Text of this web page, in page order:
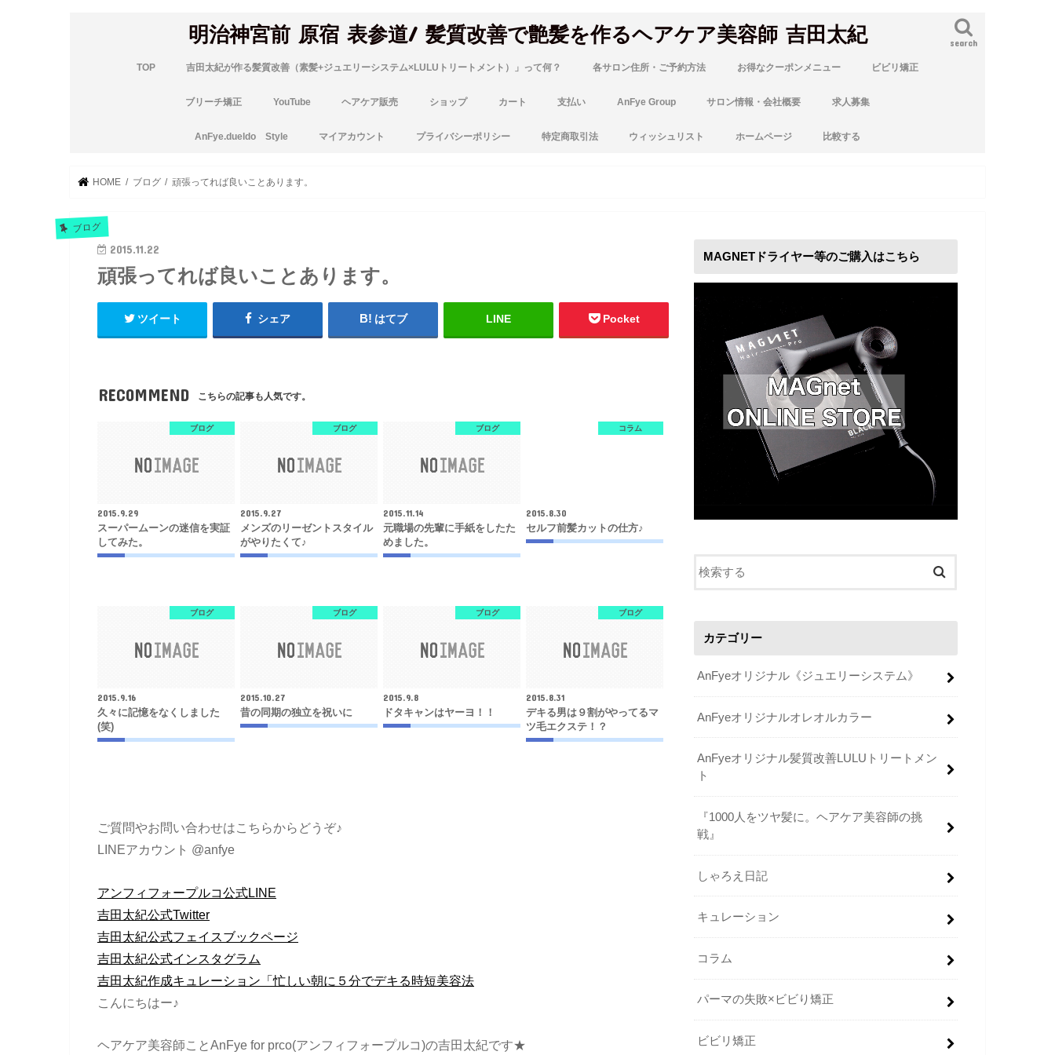
明治神宮前 原宿 表参道/ 髪質改善で艶髪を作るヘアケア美容師 吉田太紀 search
TOP 吉田太紀が作る髪質改善（素髪+ジュエリーシステム×LULUトリートメント）」って何？ 各サロン住所・ご予約方法 お得なクーポンメニュー ビビリ矯正
ブリーチ矯正 YouTube ヘアケア販売 ショップ カート 支払い AnFye Group サロン情報・会社概要 求人募集
AnFye.dueldo Style マイアカウント プライバシーポリシー 特定商取引法 ウィッシュリスト ホームページ 比較する
HOME ブログ 頑張ってれば良いことあります。
ブログ
2015.11.22
頑張ってれば良いことあります。
ツイート シェア はてブ LINE Pocket
RECOMMEND こちらの記事も人気です。
ブログ
2015.9.29
スーパームーンの迷信を実証
してみた。
ブログ
2015.9.27
メンズのリーゼントスタイル
がやりたくて♪
ブログ
2015.11.14
元職場の先輩に手紙をしたた
めました。
コラム
2015.8.30
セルフ前髪カットの仕方♪
ブログ
2015.9.16
久々に記憶をなくしました
(笑)
ブログ
2015.10.27
昔の同期の独立を祝いに
ブログ
2015.9.8
ドタキャンはヤーヨ！！
ブログ
2015.8.31
デキる男は９割がやってるマ
ツ毛エクステ！？
ご質問やお問い合わせはこちらからどうぞ♪
LINEアカウント @anfye
アンフィフォープルコ公式LINE
吉田太紀公式Twitter
吉田太紀公式フェイスブックページ
吉田太紀公式インスタグラム
吉田太紀作成キュレーション「忙しい朝に５分でデキる時短美容法
こんにちはー♪
ヘアケア美容師ことAnFye for prco(アンフィフォープルコ)の吉田太紀です★
MAGNETドライヤー等のご購入はこちら
カテゴリー
AnFyeオリジナル《ジュエリーシステム》
AnFyeオリジナルオレオルカラー
AnFyeオリジナル髪質改善LULUトリートメン
ト
『1000人をツヤ髪に。ヘアケア美容師の挑
戦』
しゃろえ日記
キュレーション
コラム
パーマの失敗×ビビり矯正
ビビリ矯正